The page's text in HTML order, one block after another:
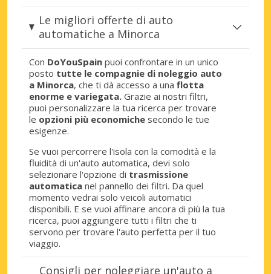
Le migliori offerte di auto
automatiche a Minorca
Con DoYouSpain puoi confrontare in un unico
posto tutte le compagnie di noleggio auto
a Minorca, che ti dà accesso a una flotta
enorme e variegata. Grazie ai nostri filtri,
puoi personalizzare la tua ricerca per trovare
le opzioni più economiche secondo le tue
esigenze.
Se vuoi percorrere l'isola con la comodità e la
fluidità di un'auto automatica, devi solo
selezionare l'opzione di trasmissione
automatica nel pannello dei filtri. Da quel
momento vedrai solo veicoli automatici
disponibili. E se vuoi affinare ancora di più la tua
ricerca, puoi aggiungere tutti i filtri che ti
servono per trovare l'auto perfetta per il tuo
viaggio.
Consigli per noleggiare un'auto a